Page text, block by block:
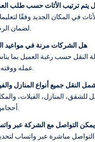
هل يتم ترتيب الأثاث حسب طلب
في المكان الجديد وفقًا
لضمان الرضا الكامل.
47. هل الشركات مرنة في مواعيد
النقل حسب رغبة العميل بما
عمله ووقته الشخصي.
يشمل النقل جميع أنواع المنازل
للشقق، المنازل، الفيلات،
أحجامها وأنواعها.
يمكن التواصل مع الشركة عبر
مباشرة عبر واتساب